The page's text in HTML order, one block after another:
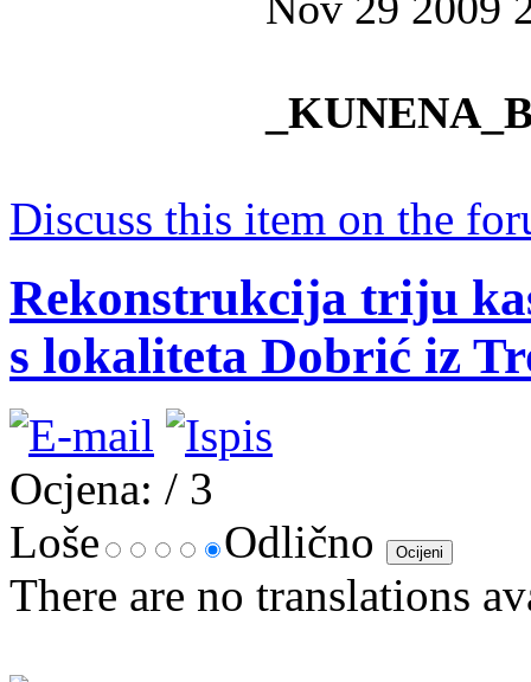
Discuss this item on the
Rekonstrukcija triju
s lokaliteta Dobrić iz
Ocjena: / 3
Loše
Odlično
There are no translations